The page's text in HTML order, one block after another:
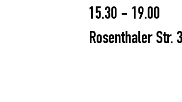
15.30 - 19.00
Rosenthaler Str.